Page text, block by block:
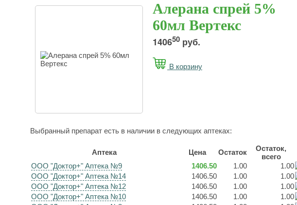
Алерана спрей 5%
60мл Вертекс
140650 руб.
В корзину
Выбранный препарат есть в наличии в следующих аптеках:
Аптека Цена Остаток
Остаток,
всего
ООО "Доктор+" Аптека №9
1406.50 1.00 1.00
ООО "Доктор+" Аптека №14
1406.50 1.00 1.00
ООО "Доктор+" Аптека №12
1406.50 1.00 1.00
ООО "Доктор+" Аптека №10
1406.50 1.00 1.00